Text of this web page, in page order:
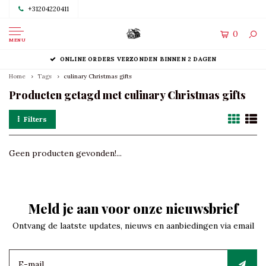
+31204220411
MENU
0
ONLINE ORDERS VERZONDEN BINNEN 2 DAGEN
Home Tags culinary Christmas gifts
Producten getagd met culinary Christmas gifts
Filters
Geen producten gevonden!...
Meld je aan voor onze nieuwsbrief
Ontvang de laatste updates, nieuws en aanbiedingen via email